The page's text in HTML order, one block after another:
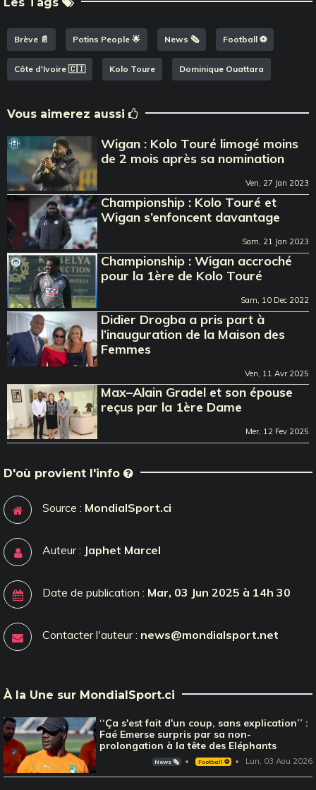
Brève 📄 Potins People 🌟 News 🗞️ Football ⚽️
Côte d'Ivoire 🇨🇮 Kolo Toure Dominique Ouattara
Vous aimerez aussi
Wigan : Kolo Touré limogé moins
de 2 mois après sa nomination
Ven, 27 Jan 2023
Championship : Kolo Touré et
Wigan s’enfoncent davantage
Sam, 21 Jan 2023
Championship : Wigan accroché
pour la 1ère de Kolo Touré
Sam, 10 Dec 2022
Didier Drogba a pris part à
l’inauguration de la Maison des
Femmes
Ven, 11 Avr 2025
Max–Alain Gradel et son épouse
reçus par la 1ère Dame
Mer, 12 Fev 2025
D'où provient l'info
Source : MondialSport.ci
Auteur : Japhet Marcel
Date de publication : Mar, 03 Jun 2025 à 14h 30
Contacter l'auteur : news@mondialsport.net
À la Une sur MondialSport.ci
‘‘Ça s'est fait d'un coup, sans explication’’ :
Faé Emerse surpris par sa non-
prolongation à la tête des Eléphants
News 🗞️ Football ⚽️ Lun, 03 Aou 2026